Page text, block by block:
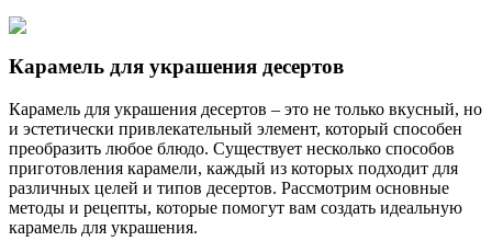
Карамель для украшения десертов
Карамель для украшения десертов – это не только вкусный, но
и эстетически привлекательный элемент, который способен
преобразить любое блюдо. Существует несколько способов
приготовления карамели, каждый из которых подходит для
различных целей и типов десертов. Рассмотрим основные
методы и рецепты, которые помогут вам создать идеальную
карамель для украшения.